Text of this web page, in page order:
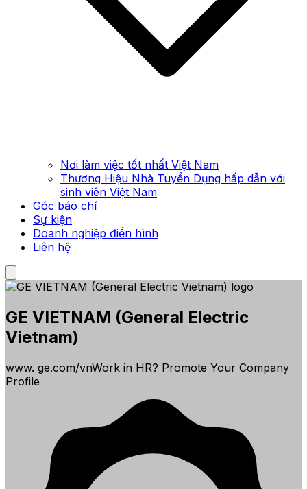
Nơi làm việc tốt nhất Việt Nam
Thương Hiệu Nhà Tuyển Dụng hấp dẫn với
sinh viên Việt Nam
Góc báo chí
Sự kiện
Doanh nghiệp điển hình
Liên hệ
GE VIETNAM (General Electric
Vietnam)
www. ge.com/vnWork in HR? Promote Your Company
Profile